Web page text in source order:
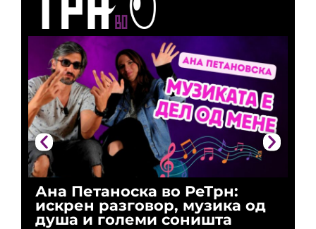
Ана Петаноска во РеТрн:
искрен разговор, музика од
душа и големи соништа